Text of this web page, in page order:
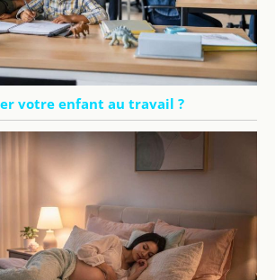
votre enfant au travail ?